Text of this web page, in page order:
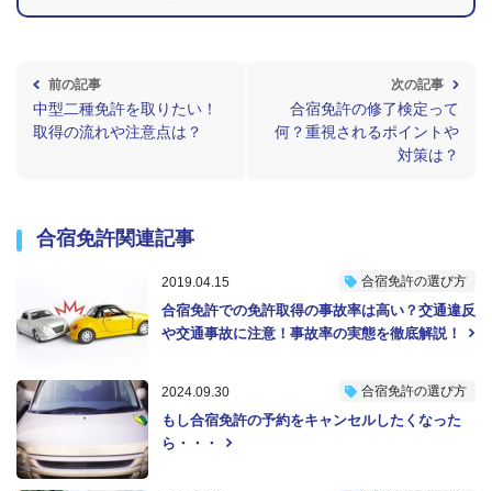
前の記事
中型二種免許を取りたい！
取得の流れや注意点は？
次の記事
合宿免許の修了検定って
何？重視されるポイントや
対策は？
合宿免許関連記事
合宿免許での免許取得の事故率は高い？交通違反
や交通事故に注意！事故率の実態を徹底解説！
合宿免許の選び方
2019.04.15
もし合宿免許の予約をキャンセルしたくなった
ら・・・
合宿免許の選び方
2024.09.30